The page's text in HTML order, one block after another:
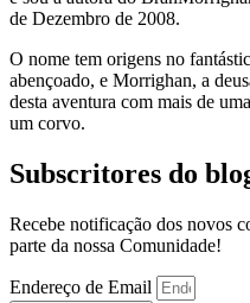
de Dezembro de 2008.
O nome tem origens no
abençoado, e Morrighan, a
desta aventura com mais de
um corvo.
Subscritores do
Recebe notificação dos novos
parte da nossa Comunidade!
Endereço de Email